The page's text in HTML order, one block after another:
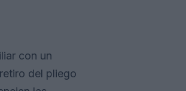
con un
del pliego